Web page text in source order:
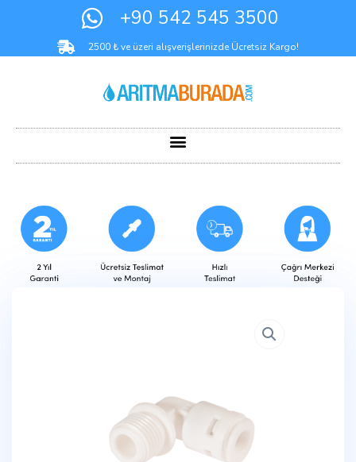
+90 542 545 3500
2500 ₺ ve üzeri alışverişlerinizde Ücretsiz Kargo!